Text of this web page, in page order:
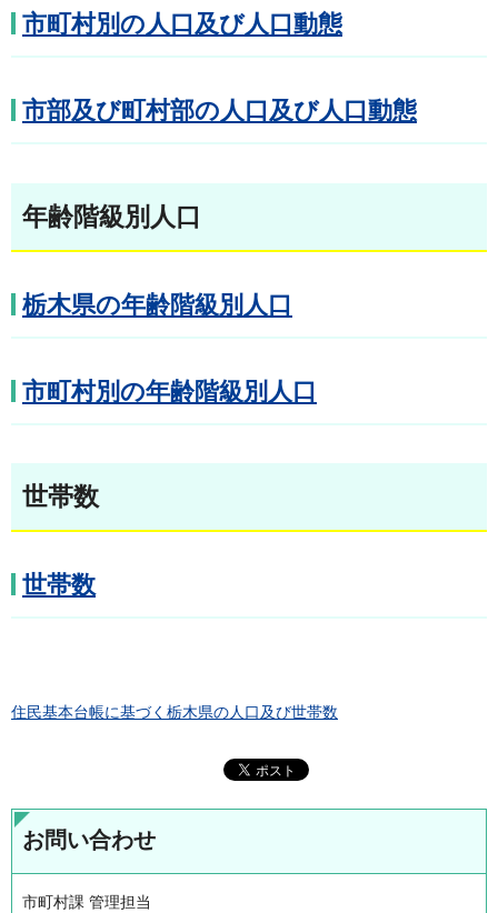
市町村別の人口及び人口動態
市部及び町村部の人口及び人口動態
年齢階級別人口
栃木県の年齢階級別人口
市町村別の年齢階級別人口
世帯数
世帯数
住民基本台帳に基づく栃木県の人口及び世帯数
お問い合わせ
市町村課 管理担当